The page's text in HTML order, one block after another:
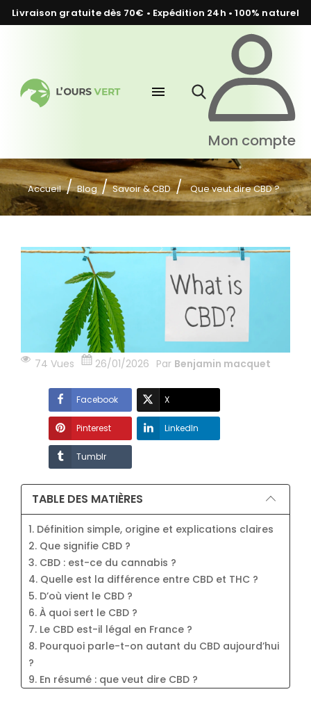
Livraison gratuite dès 70€ • Expédition 24h • 100% naturel
menu
Mon compte
Accueil Blog Savoir & CBD Que veut dire CBD ?
74 Vues 26/01/2026 Par Benjamin macquet
Facebook X
Pinterest LinkedIn
Tumblr
TABLE DES MATIÈRES
1. Définition simple, origine et explications claires
2. Que signifie CBD ?
3. CBD : est-ce du cannabis ?
4. Quelle est la différence entre CBD et THC ?
5. D’où vient le CBD ?
6. À quoi sert le CBD ?
7. Le CBD est-il légal en France ?
8. Pourquoi parle-t-on autant du CBD aujourd’hui
?
9. En résumé : que veut dire CBD ?